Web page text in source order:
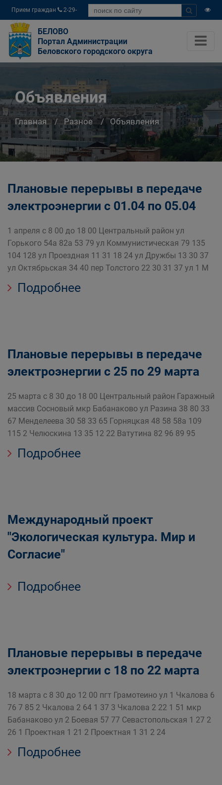
Прием граждан
2-29-
04
БЕЛОВО
Портал Администрации
Беловского городского округа
Объявления
Главная Разное Объявления
Плановые перерывы в передаче
электроэнергии с 01.04 по 05.04
1 апреля с 8 00 до 18 00 Центральный район ул
Горького 54а 82а 53 79 ул Коммунистическая 79 135
104 128 ул Проездная 11 31 18 24 ул Дружбы 13 30 37
ул Октябрьская 34 40 пер Толстого 22 30 31 37 ул 1 М
Подробнее
Плановые перерывы в передаче
электроэнергии с 25 по 29 марта
25 марта с 8 30 до 18 00 Центральный район Гаражный
массив Сосновый мкр Бабанаково ул Разина 38 80 33
67 Менделеева 30 58 33 65 Горняцкая 48 58 58а 109
115 2 Челюскина 13 35 12 22 Ватутина 82 96 89 95
Подробнее
Международный проект
"Экологическая культура. Мир и
Согласие"
Подробнее
Плановые перерывы в передаче
электроэнергии с 18 по 22 марта
18 марта с 8 30 до 12 00 пгт Грамотеино ул 1 Чкалова 6
76 7 85 2 Чкалова 2 64 1 37 3 Чкалова 2 22 1 51 мкр
Бабанаково ул 2 Боевая 57 77 Севастопольская 1 27 2
26 1 Проектная 1 21 2 Проектная 1 31 2 24
Подробнее